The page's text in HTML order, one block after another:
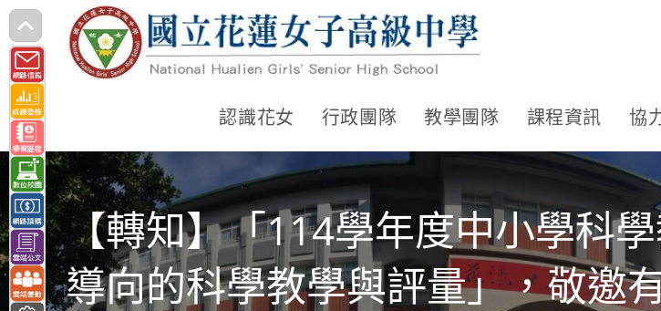
跳
轉
至
主
要
內
容
認識花女 行政團隊 教學團隊 課程資訊 協
【轉知】「114學年度中小學科
導向的科學教學與評量」，敬邀